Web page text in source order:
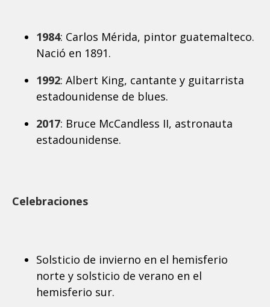
1984: Carlos Mérida, pintor guatemalteco.
Nació en 1891.
1992: Albert King, cantante y guitarrista
estadounidense de blues.
2017: Bruce McCandless II, astronauta
estadounidense.
Celebraciones
Solsticio de invierno en el hemisferio
norte y solsticio de verano en el
hemisferio sur.